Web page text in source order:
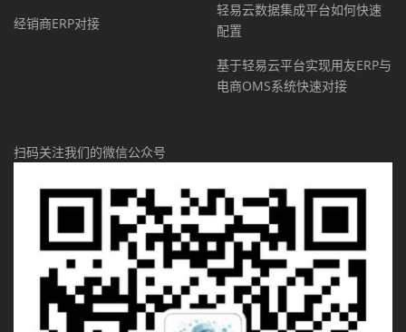
经销商ERP对接
轻易云数据集成平台如何快速
配置
基于轻易云平台实现用友ERP与
电商OMS系统快速对接
扫码关注我们的微信公众号